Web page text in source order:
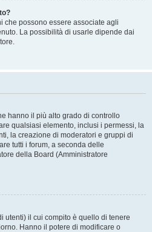
che possono essere associate agli
La possibilità di usarle dipende dai
hanno il più alto grado di controllo
qualsiasi elemento, inclusi i permessi, la
la creazione di moderatori e gruppi di
tutti i forum, a seconda delle
della Board (Amministratore
utenti) il cui compito è quello di tenere
Hanno il potere di modificare o